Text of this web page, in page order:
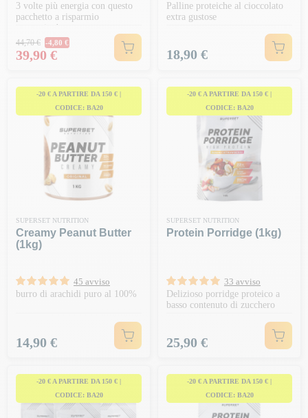
3 volte più energia con questo
pacchetto a risparmio
energetico!
Prezzo normale
44,70 € -4,80 €
Prezzo
39,90 €
Palline proteiche al cioccolato
extra gustose
Prezzo
18,90 €
-20 € A PARTIRE DA 150 € |
CODICE: BA20
SUPERSET NUTRITION
Creamy Peanut Butter
(1kg)
45 avviso
burro di arachidi puro al 100%
Prezzo
14,90 €
-20 € A PARTIRE DA 150 € |
CODICE: BA20
SUPERSET NUTRITION
Protein Porridge (1kg)
33 avviso
Delizioso porridge proteico a
basso contenuto di zucchero
Prezzo
25,90 €
-20 € A PARTIRE DA 150 € |
CODICE: BA20
-20 € A PARTIRE DA 150 € |
CODICE: BA20